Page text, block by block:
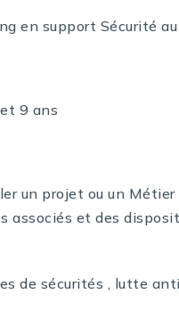
en support Sécurité
9 ans
un projet ou un
associés et des
de sécurités , lutte